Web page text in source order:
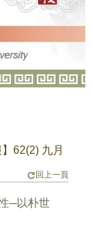
62(2) 九月
回上一頁
─以朴世